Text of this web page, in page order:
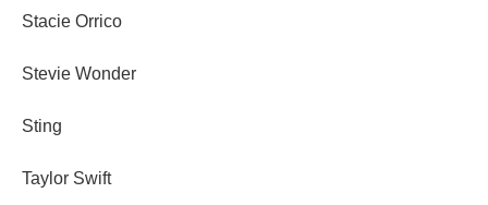
Stacie Orrico
Stevie Wonder
Sting
Taylor Swift